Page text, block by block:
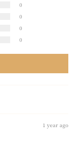
0
0
0
0
1 year ago